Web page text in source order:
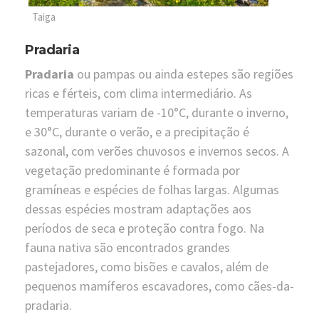
Taiga
Pradaria
Pradaria ou pampas ou ainda estepes são regiões
ricas e férteis, com clima intermediário. As
temperaturas variam de -10°C, durante o inverno,
e 30°C, durante o verão, e a precipitação é
sazonal, com verões chuvosos e invernos secos. A
vegetação predominante é formada por
gramíneas e espécies de folhas largas. Algumas
dessas espécies mostram adaptações aos
períodos de seca e proteção contra fogo. Na
fauna nativa são encontrados grandes
pastejadores, como bisões e cavalos, além de
pequenos mamíferos escavadores, como cães-da-
pradaria.